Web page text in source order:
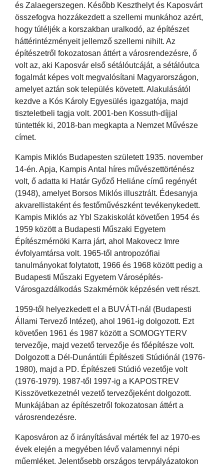
és Zalaegerszegen. Később Keszthelyt és Kaposvárt
összefogva hozzákezdett a szellemi munkához azért,
hogy túléljék a korszakban uralkodó, az építészet
háttérintézményeit jellemző szellemi nihilt. Az
építészetről fokozatosan áttért a városrendezésre, ő
volt az, aki Kaposvár első sétálóutcáját, a sétálóutca
fogalmát képes volt megvalósítani Magyarországon,
amelyet aztán sok település követett. Alakulásától
kezdve a Kós Károly Egyesülés igazgatója, majd
tiszteletbeli tagja volt. 2001-ben Kossuth-díjjal
tüntették ki, 2018-ban megkapta a Nemzet Művésze
címet.
Kampis Miklós Budapesten született 1935. november
14-én. Apja, Kampis Antal híres művészettörténész
volt, ő adatta ki Határ Győző Heliáne című regényét
(1948), amelyet Borsos Miklós illusztrált. Édesanyja
akvarellistaként és festőművészként tevékenykedett.
Kampis Miklós az Ybl Szakiskolát követően 1954 és
1959 között a Budapesti Műszaki Egyetem
Építészmérnöki Karra járt, ahol Makovecz Imre
évfolyamtársa volt. 1965-től antropozófiai
tanulmányokat folytatott, 1966 és 1968 között pedig a
Budapesti Műszaki Egyetem Városépítés-
Városgazdálkodás Szakmérnök képzésén vett részt.
1959-től helyezkedett el a BUVÁTI-nál (Budapesti
Állami Tervező Intézet), ahol 1961-ig dolgozott. Ezt
követően 1961 és 1987 között a SOMOGYTERV
tervezője, majd vezető tervezője és főépítésze volt.
Dolgozott a Dél-Dunántúli Építészeti Stúdiónál (1976-
1980), majd a PD. Építészeti Stúdió vezetője volt
(1976-1979). 1987-től 1997-ig a KAPOSTREV
Kisszövetkezetnél vezető tervezőjeként dolgozott.
Munkájában az építészetről fokozatosan áttért a
városrendezésre.
Kaposváron az ő irányításával mérték fel az 1970-es
évek elején a megyében lévő valamennyi népi
műemléket. Jelentősebb országos tervpályázatokon